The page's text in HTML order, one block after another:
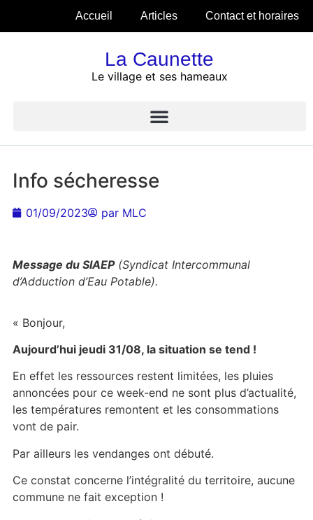
Accueil Articles Contact et horaires
La Caunette
Le village et ses hameaux
Info sécheresse
01/09/2023 parMLC
Message du SIAEP(Syndicat Intercommunal
d’Adduction d’Eau Potable).
« Bonjour,
Aujourd’hui jeudi 31/08, la situation se tend !
En effet les ressources restent limitées, les pluies
annoncées pour ce week-end ne sont plus d’actualité,
les températures remontent et les consommations
vont de pair.
Par ailleurs les vendanges ont débuté.
Ce constat concerne l’intégralité du territoire, aucune
commune ne fait exception !